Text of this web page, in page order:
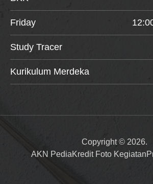
Friday
Study Tracer
Kurikulum Merdeka
Copyright © 2026.
AKN PediaKredit Foto Kegiatan